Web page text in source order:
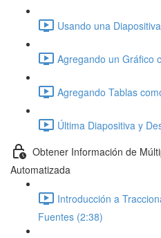
Usando una
Agregando un Gráfico
Agregando Tablas
Última Diapositiva y
Obtener Información de
Automatizada
Introducción a
Fuentes (2:38)